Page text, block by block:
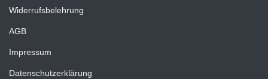
Widerrufsbelehrung
AGB
Impressum
Datenschutzerklärung